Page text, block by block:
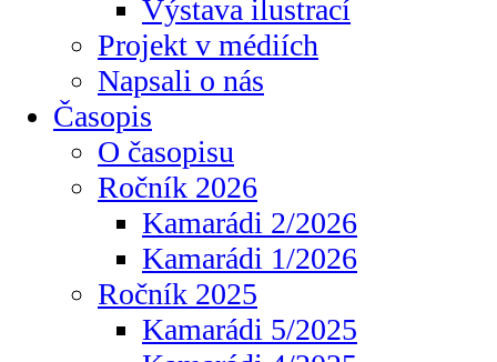
Výstava ilustrací
Projekt v médiích
Napsali o nás
Časopis
O časopisu
Ročník 2026
Kamarádi 2/2026
Kamarádi 1/2026
Ročník 2025
Kamarádi 5/2025